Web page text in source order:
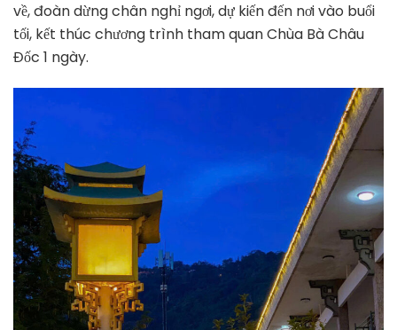
về, đoàn dừng chân nghỉ ngơi, dự kiến đến nơi vào buổi
tối, kết thúc chương trình tham quan Chùa Bà Châu
Đốc 1 ngày.